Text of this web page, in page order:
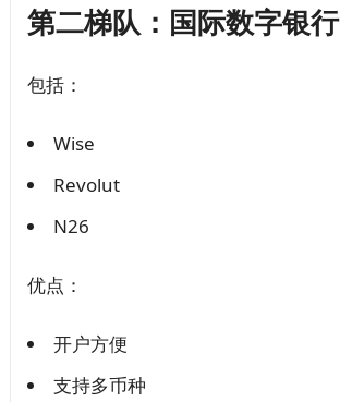
第二梯队：国际数字银行
包括：
Wise
Revolut
N26
优点：
开户方便
支持多币种